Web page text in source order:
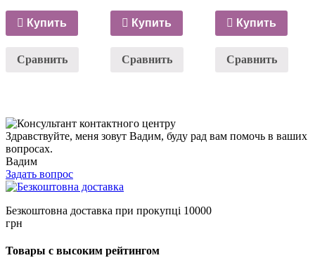
Купить
Сравнить
Купить
Сравнить
Купить
Сравнить
Здравствуйте, меня зовут Вадим, буду рад вам помочь в ваших
вопросах.
Вадим
Задать вопрос
Безкоштовна доставка при прокупці 10000
грн
Товары с высоким рейтингом